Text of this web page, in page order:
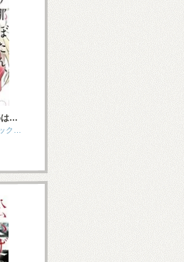
は…
ク…